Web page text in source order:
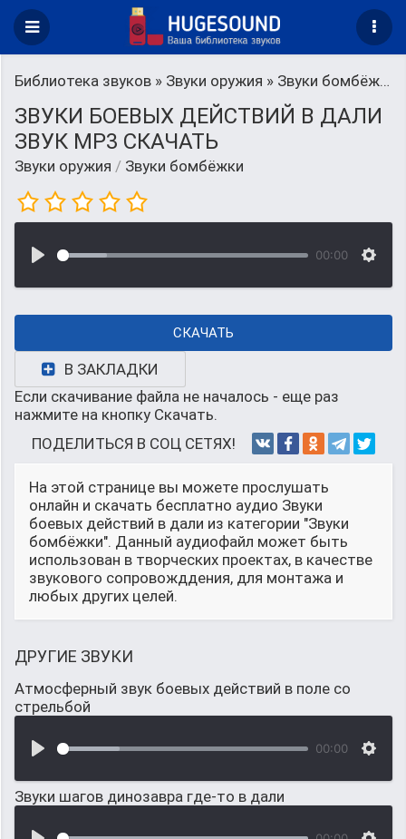
Библиотека звуков » Звуки оружия » Звуки бомбёжки
ЗВУКИ БОЕВЫХ ДЕЙСТВИЙ В ДАЛИ
ЗВУК MP3 СКАЧАТЬ
Звуки оружия / Звуки бомбёжки
00:00
СКАЧАТЬ
В ЗАКЛАДКИ
Если скачивание файла не началось - еще раз
нажмите на кнопку Скачать.
ПОДЕЛИТЬСЯ В СОЦ СЕТЯХ!
На этой странице вы можете прослушать
онлайн и скачать бесплатно аудио Звуки
боевых действий в дали из категории "Звуки
бомбёжки". Данный аудиофайл может быть
использован в творческих проектах, в качестве
звукового сопровожддения, для монтажа и
любых других целей.
ДРУГИЕ ЗВУКИ
Атмосферный звук боевых действий в поле со
стрельбой
00:00
Звуки шагов динозавра где-то в дали